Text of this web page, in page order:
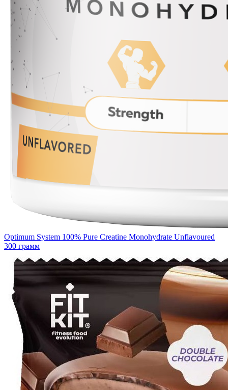
Optimum System 100% Pure Creatine Monohydrate Unflavoured
300 грамм